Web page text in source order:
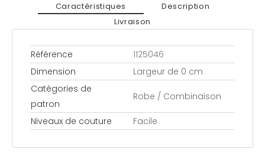
Caractéristiques
Description
Livraison
Référence
1125046
Dimension
Largeur de 0 cm
Catégories de
patron
Robe / Combinaison
Niveaux de couture Facile